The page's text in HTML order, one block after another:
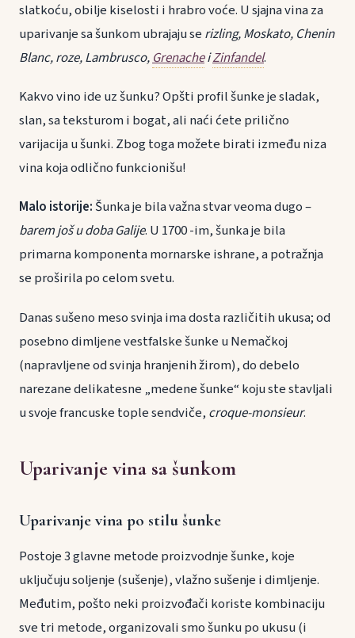
slatkoću, obilje kiselosti i hrabro voće. U sjajna vina za
uparivanje sa šunkom ubrajaju se rizling, Moskato, Chenin
Blanc, roze, Lambrusco,GrenacheiZinfandel.
Kakvo vino ide uz šunku? Opšti profil šunke je sladak,
slan, sa teksturom i bogat, ali naći ćete prilično
varijacija u šunki. Zbog toga možete birati između niza
vina koja odlično funkcionišu!
Malo istorije: Šunka je bila važna stvar veoma dugo –
barem još u doba Galije. U 1700 -im, šunka je bila
primarna komponenta mornarske ishrane, a potražnja
se proširila po celom svetu.
Danas sušeno meso svinja ima dosta različitih ukusa; od
posebno dimljene vestfalske šunke u Nemačkoj
(napravljene od svinja hranjenih žirom), do debelo
narezane delikatesne „medene šunke“ koju ste stavljali
u svoje francuske tople sendviče, croque-monsieur.
Uparivanje vina sa šunkom
Uparivanje vina po stilu šunke
Postoje 3 glavne metode proizvodnje šunke, koje
uključuju soljenje (sušenje), vlažno sušenje i dimljenje.
Međutim, pošto neki proizvođači koriste kombinaciju
sve tri metode, organizovali smo šunku po ukusu (i